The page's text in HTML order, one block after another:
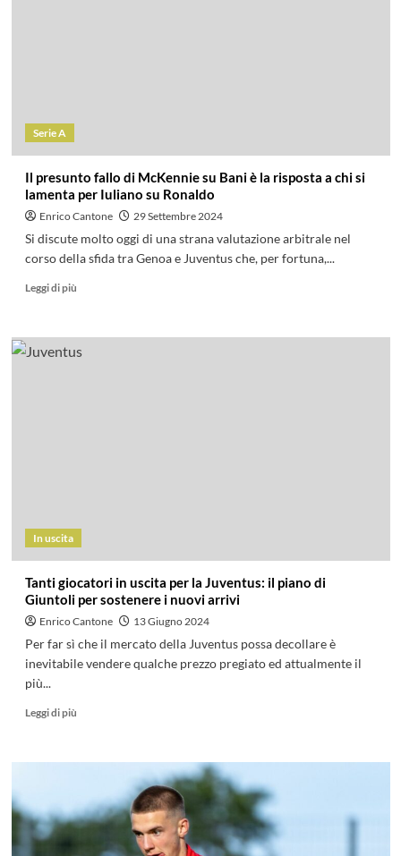
Serie A
Il presunto fallo di McKennie su Bani è la risposta a chi si
lamenta per Iuliano su Ronaldo
Enrico Cantone 29 Settembre 2024
Si discute molto oggi di una strana valutazione arbitrale nel
corso della sfida tra Genoa e Juventus che, per fortuna,...
Leggi di più
In uscita
Tanti giocatori in uscita per la Juventus: il piano di
Giuntoli per sostenere i nuovi arrivi
Enrico Cantone 13 Giugno 2024
Per far sì che il mercato della Juventus possa decollare è
inevitabile vendere qualche prezzo pregiato ed attualmente il
più...
Leggi di più